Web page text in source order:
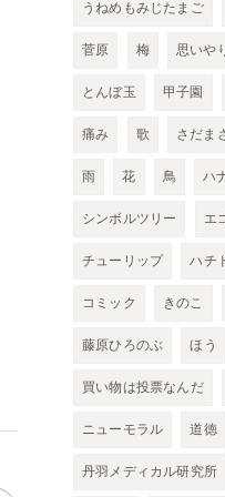
うねめもみじたまご
菅原
梅 思いや
とんぼ玉
甲子園
痛み
歌 さだま
雨
花 鳥 ハ
シンボルツリー
エ
チューリップ
ハチ
コミック
きのこ
藤原ひろのぶ
ほう
買い物は投票なんだ
ニューモラル
道徳
丹羽メディカル研究所